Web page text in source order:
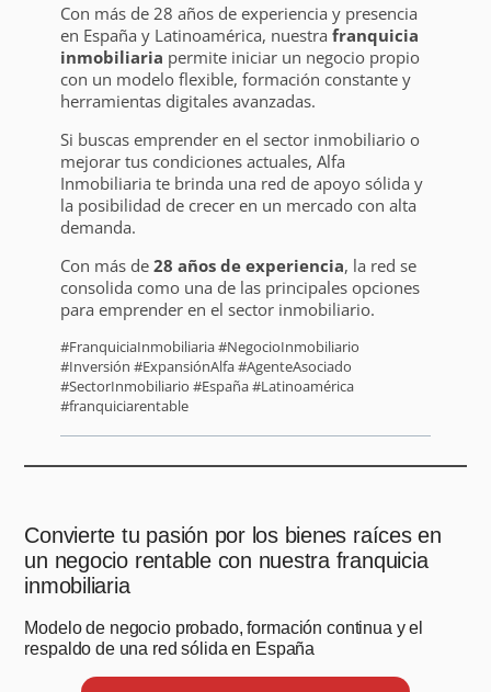
Con más de 28 años de experiencia y presencia
en España y Latinoamérica, nuestra franquicia
inmobiliaria permite iniciar un negocio propio
con un modelo flexible, formación constante y
herramientas digitales avanzadas.
Si buscas emprender en el sector inmobiliario o
mejorar tus condiciones actuales, Alfa
Inmobiliaria te brinda una red de apoyo sólida y
la posibilidad de crecer en un mercado con alta
demanda.
Con más de 28 años de experiencia, la red se
consolida como una de las principales opciones
para emprender en el sector inmobiliario.
#FranquiciaInmobiliaria #NegocioInmobiliario
#Inversión #ExpansiónAlfa #AgenteAsociado
#SectorInmobiliario #España #Latinoamérica
#franquiciarentable
Convierte tu pasión por los bienes raíces en
un negocio rentable con nuestra franquicia
inmobiliaria
Modelo de negocio probado, formación continua y el
respaldo de una red sólida en España